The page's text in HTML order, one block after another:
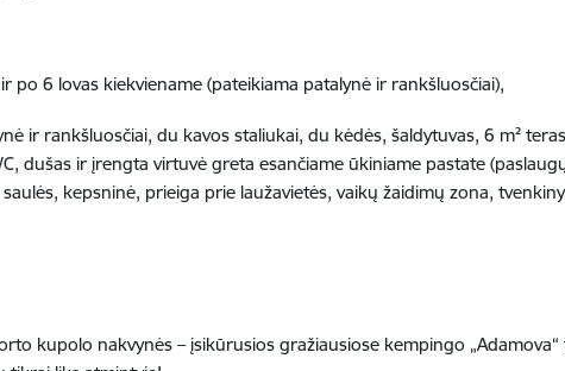
po 6 lovas kiekviename (pateikiama patalynė ir rankšluosčiai),
ir rankšluosčiai, du kavos staliukai, du kėdės, šaldytuvas, 6 m²
dušas ir įrengta virtuvė greta esančiame ūkiniame pastate
kepsninė, prieiga prie laužavietės, vaikų žaidimų zona,
kupolo nakvynės – įsikūrusios gražiausiose kempingo